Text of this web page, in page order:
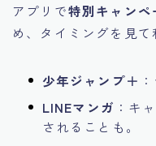
アプリで特別キャンペ
め、タイミングを見て
少年ジャンプ＋
LINEマンガ ：キ
されることも。